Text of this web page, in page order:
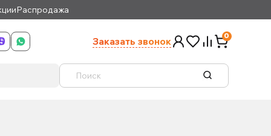
Распродажа
Заказать звонок 0